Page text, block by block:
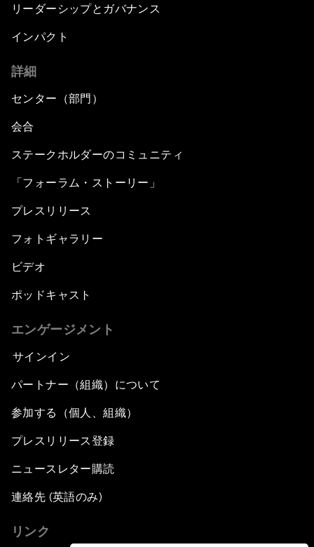
リーダーシップとガバナンス
インパクト
詳細
センター（部門）
会合
ステークホルダーのコミュニティ
「フォーラム・ストーリー」
プレスリリース
フォトギャラリー
ビデオ
ポッドキャスト
エンゲージメント
サインイン
パートナー（組織）について
参加する（個人、組織）
プレスリリース登録
ニュースレター購読
連絡先 (英語のみ)
リンク